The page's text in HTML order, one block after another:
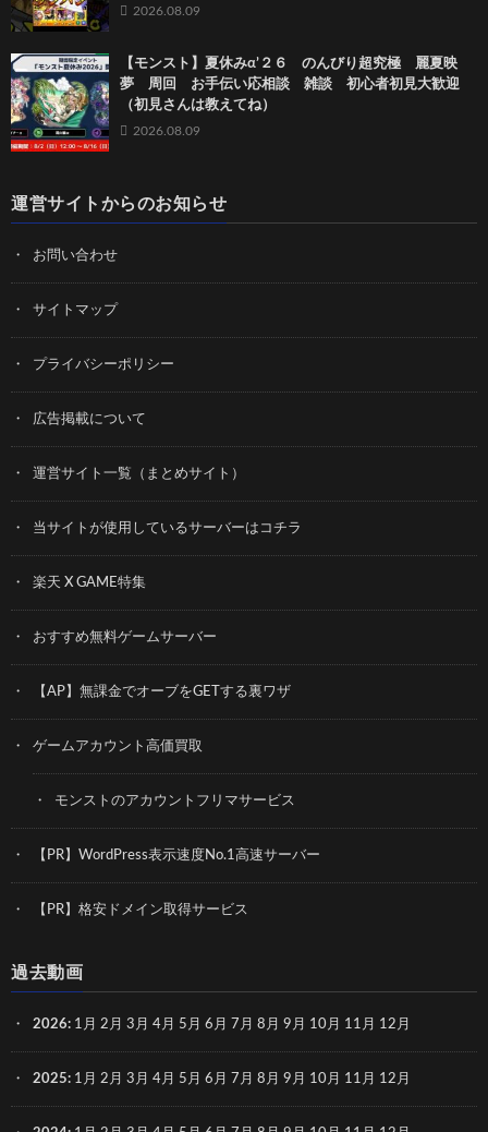
2026.08.09
【モンスト】夏休みα’２６ のんびり超究極 麗夏映
夢 周回 お手伝い応相談 雑談 初心者初見大歓迎
（初見さんは教えてね）
2026.08.09
運営サイトからのお知らせ
お問い合わせ
サイトマップ
プライバシーポリシー
広告掲載について
運営サイト一覧（まとめサイト）
当サイトが使用しているサーバーはコチラ
楽天 X GAME特集
おすすめ無料ゲームサーバー
【AP】無課金でオーブをGETする裏ワザ
ゲームアカウント高価買取
モンストのアカウントフリマサービス
【PR】WordPress表示速度No.1高速サーバー
【PR】格安ドメイン取得サービス
過去動画
2026: 1月 2月 3月 4月 5月 6月 7月 8月 9月 10月 11月 12月
2025: 1月 2月 3月 4月 5月 6月 7月 8月 9月 10月 11月 12月